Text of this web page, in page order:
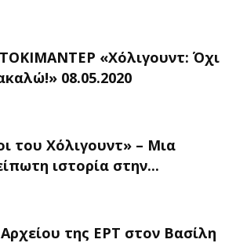
«Χόλιγουντ: Όχι
08.05.2020
του Χόλιγουντ» – Μια
ιστορία στην...
της ΕΡΤ στον Βασίλη